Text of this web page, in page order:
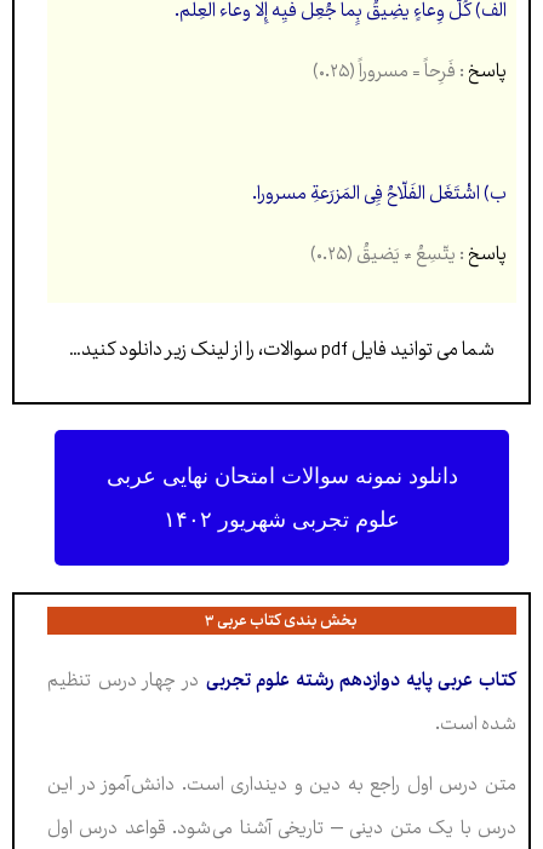
الف) کُلُّ وِعاءٍ یضِیقُ بِِما جُعِل فیِه إِلا وعاء العِلم.
پاسخ: فَرِحاً = مسروراً (۰.۲۵)
ب) اشْتَغَل الفَلّاحُ فِِی المَزرَعةِ مسرورا.
پاسخ: یتّسِعُ ≠ یَضیقُ (۰.۲۵)
شما می توانید فایل pdf سوالات، را از لینک زیر دانلود کنید…
دانلود نمونه سوالات امتحان نهایی عربی
علوم تجربی شهریور ۱۴۰۲
بخش بندی کتاب عربی ۳
کتاب عربی پايە دوازدهم رشته علوم تجربی در چهار درس تنظیم
شده است.
متن درس اول راجع به دين و دينداری است. دانش آموز در اين
درس با يک متن دينی – تاريخی آشنا می شود. قواعد درس اول